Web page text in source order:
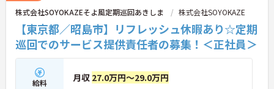
株式会社SOYOKAZEそよ風定期巡回あきしま 株式会社SOYOKAZE
【東京都／昭島市】リフレッシュ休暇あり☆定期
巡回でのサービス提供責任者の募集！＜正社員＞
給料 月収 27.0万円～29.0万円